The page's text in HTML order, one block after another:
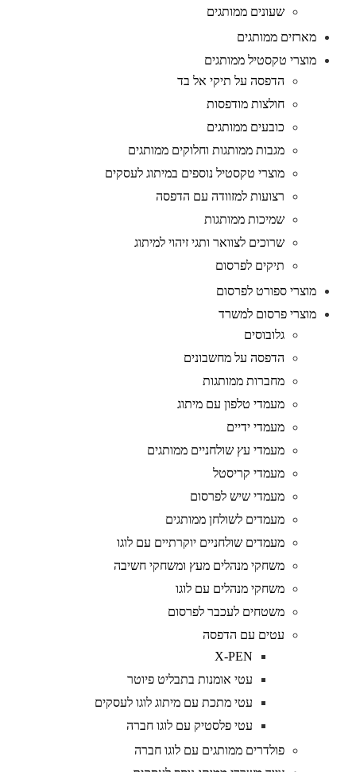
שעונים ממותגים
מארזים ממותגים
מוצרי טקסטיל ממותגים
הדפסה על תיקי אל בד
חולצות מודפסות
כובעים ממותגים
מגבות ממותגות וחלוקים ממותגים
מוצרי טקסטיל נוספים במיתוג לעסקים
רצועות למזוודה עם הדפסה
שמיכות ממותגות
שרוכים לצוואר ותגי זיהוי למיתוג
תיקים לפרסום
מוצרי ספורט לפרסום
מוצרי פרסום למשרד
גלובוסים
הדפסה על מחשבונים
מחברות ממותגות
מעמדי טלפון עם מיתוג
מעמדי ידיים
מעמדי עץ שולחניים ממותגים
מעמדי קריסטל
מעמדי שיש לפרסום
מעמדים לשולחן ממותגים
מעמדים שולחניים יוקרתיים עם לוגו
משחקי מנהלים מעץ ומשחקי חשיבה
משחקי מנהלים עם לוגו
משטחים לעכבר לפרסום
עטים עם הדפסה
X-PEN
עטי אומנות בתבליט פיוטר
עטי מתכת עם מיתוג לוגו לעסקים
עטי פלסטיק עם לוגו חברה
פולדרים ממותגים עם לוגו חברה